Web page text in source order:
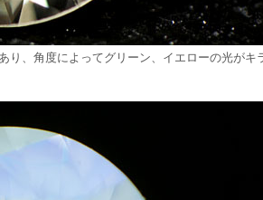
、角度によってグリーン、イエローの光がキ